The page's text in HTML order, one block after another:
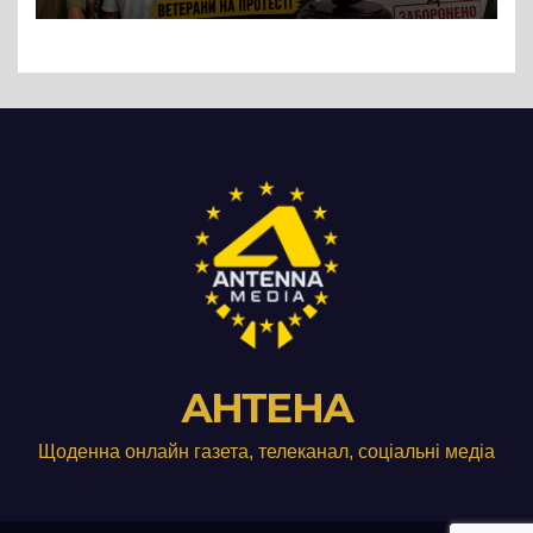
Три», що займається
АНТЕНА
Щоденна онлайн газета, телеканал, соціальні медіа